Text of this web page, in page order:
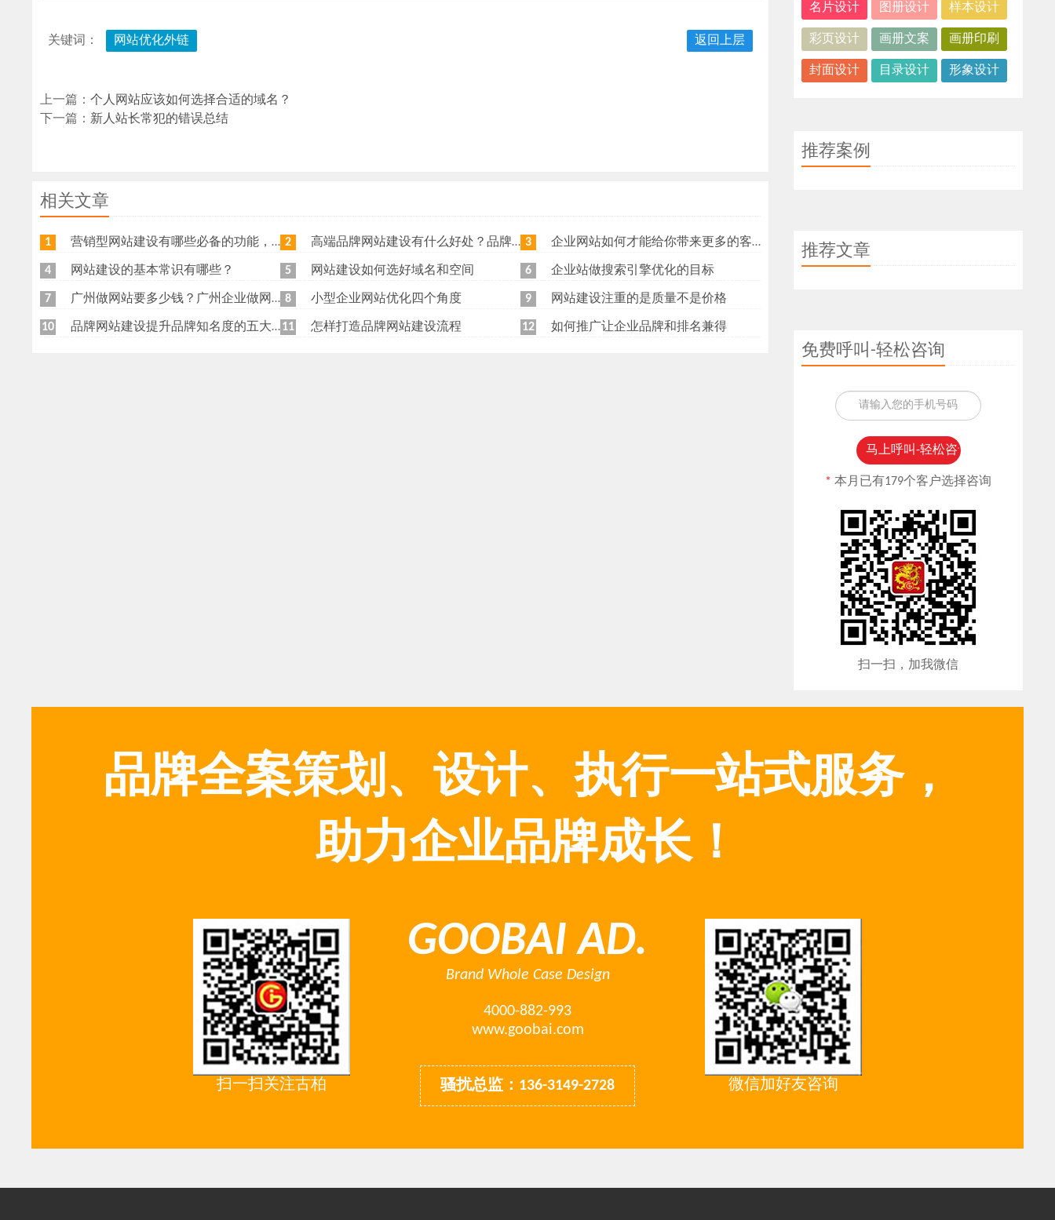
关键词： 网站优化外链 返回上层
上一篇：个人网站应该如何选择合适的域名？
下一篇： 新人站长常犯的错误总结
相关文章
1 营销型网站建设有哪些必备的功能，我特意整理了一下，共享给各位 2 高端品牌网站建设有什么好处？品牌网站日常维护工作有哪些？ 3 企业网站如何才能给你带来更多的客户？
4 网站建设的基本常识有哪些？ 5 网站建设如何选好域名和空间 6 企业站做搜索引擎优化的目标
7 广州做网站要多少钱？广州企业做网站要找谁？ 8 小型企业网站优化四个角度 9 网站建设注重的是质量不是价格
10 品牌网站建设提升品牌知名度的五大原则 11 怎样打造品牌网站建设流程 12 如何推广让企业品牌和排名兼得
名片设计 图册设计 样本设计
彩页设计 画册文案 画册印刷
封面设计 目录设计 形象设计
推荐案例
推荐文章
免费呼叫-轻松咨询
*本月已有179个客户选择咨询
扫一扫，加我微信
品牌全案策划、设计、执行一站式服务，
助力企业品牌成长！
扫一扫关注古柏
GOOBAI AD.
Brand Whole Case Design
4000-882-993
www.goobai.com
骚扰总监：136-3149-2728 微信加好友咨询